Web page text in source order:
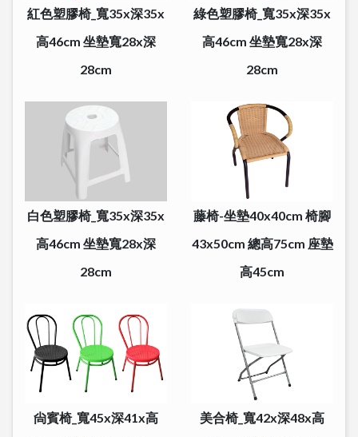
紅色塑膠椅_寬35x深35x
高46cm 坐墊寬28x深
28cm
綠色塑膠椅_寬35x深35x
高46cm 坐墊寬28x深
28cm
白色塑膠椅_寬35x深35x
高46cm 坐墊寬28x深
28cm
藤椅-坐墊40x40cm 椅腳
43x50cm 總高75cm 座墊
高45cm
尙賓椅_寬45x深41x高
美合椅_寬42x深48x高